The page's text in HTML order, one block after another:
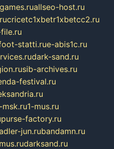
allseo-host.ru
cricetc1xbetr1xbetcc2.ru
statti.rue-abis1c.ru
dark-sand.ru
sib-archives.ru
festival.ru
1-mus.ru
purse-factory.ru
jun.rubandamn.ru
darksand.ru